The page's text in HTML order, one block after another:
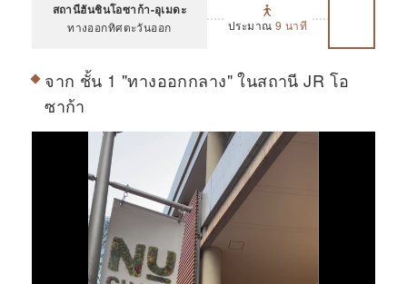
สถานีฮันชินโอซาก้า-อุเมดะ
ทางออกทิศตะวันออก ประมาณ 9 นาที
จาก ชั้น 1 "ทางออกกลาง" ในสถานี JR โอ
ซาก้า